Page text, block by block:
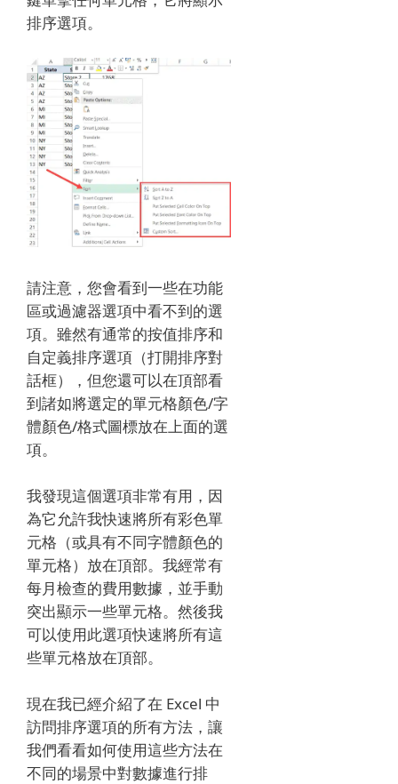
排序選項。
請注意，您會看到一些在功能
區或過濾器選項中看不到的選
項。 雖然有通常的按值排序和
自定義排序選項（打開排序對
話框），但您還可以在頂部看
到諸如將選定的單元格顏色/字
體顏色/格式圖標放在上面的選
項。
我發現這個選項非常有用，因
為它允許我快速將所有彩色單
元格（或具有不同字體顏色的
單元格）放在頂部。 我經常有
每月檢查的費用數據，並手動
突出顯示一些單元格。 然後我
可以使用此選項快速將所有這
些單元格放在頂部。
現在我已經介紹了在 Excel 中
訪問排序選項的所有方法，讓
我們看看如何使用這些方法在
不同的場景中對數據進行排